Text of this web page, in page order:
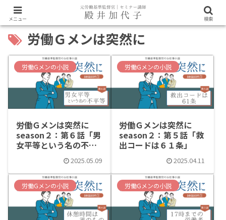
労働Ｇメンは突然に
労働Gメンの小説
労働Ｇメンは突然に
season２：第６話「男
女平等という名の不平
2025.05.09
労働Gメンの小説
労働Ｇメンは突然に
season２：第５話「救
出コードは６１条」
2025.04.11
労働Gメンの小説 労働Gメンの小説
メニュー 検索